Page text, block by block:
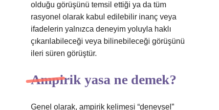
olduğu görüşünü temsil ettiği ya da tüm
rasyonel olarak kabul edilebilir inanç veya
ifadelerin yalnızca deneyim yoluyla haklı
çıkarılabileceği veya bilinebileceği görüşünü
ileri süren görüştür.
Ampirik yasa ne demek?
Genel olarak, ampirik kelimesi “deneysel”